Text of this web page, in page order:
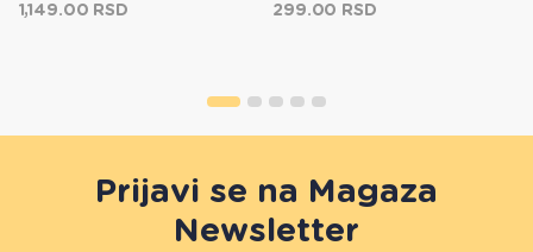
1,149.00 RSD 299.00 RSD
Prijavi se na Magaza
Newsletter